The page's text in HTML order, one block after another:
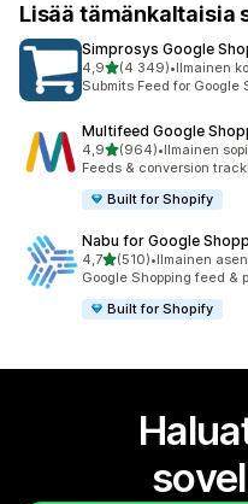
Lisää tämänkaltaisia
Simprosys Google
4,9/ 5 tähteä
(4 349)
4349 arvostelua
•Ilmainen
Submits Feed for Google
Multifeed Google
4,9/ 5 tähteä
(964)
964 arvostelua yhteensä
•Ilmainen
Feeds & conversion
Built for Shopify
Nabu for Google
4,7/ 5 tähteä
(510)
510 arvostelua yhteensä
•Ilmainen
Google Shopping feed &
Built for Shopify